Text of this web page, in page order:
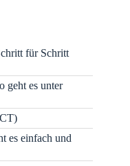
für Schritt
geht es unter
es einfach und